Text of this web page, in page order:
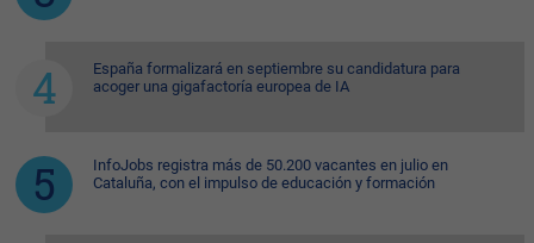
España formalizará en septiembre su candidatura para
acoger una gigafactoría europea de IA
InfoJobs registra más de 50.200 vacantes en julio en
Cataluña, con el impulso de educación y formación